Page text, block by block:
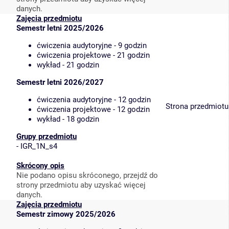
danych.
Zajęcia przedmiotu
Semestr letni 2025/2026
ćwiczenia audytoryjne - 9 godzin
ćwiczenia projektowe - 21 godzin
wykład - 21 godzin
Semestr letni 2026/2027
ćwiczenia audytoryjne - 12 godzin
ćwiczenia projektowe - 12 godzin
wykład - 18 godzin
Grupy przedmiotu
- IGR_1N_s4
Skrócony opis
Nie podano opisu skróconego, przejdź do
strony przedmiotu aby uzyskać więcej
danych.
Strona przedmiotu
Zajęcia przedmiotu
Semestr zimowy 2025/2026